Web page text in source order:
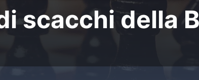
della Bicocca
scacchi della